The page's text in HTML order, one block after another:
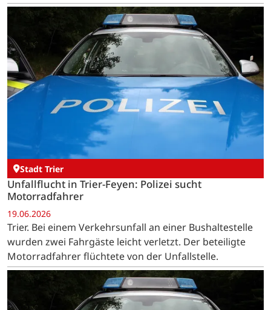
Stadt Trier
Unfallflucht in Trier-Feyen: Polizei sucht
Motorradfahrer
19.06.2026
Trier. Bei einem Verkehrsunfall an einer Bushaltestelle
wurden zwei Fahrgäste leicht verletzt. Der beteiligte
Motorradfahrer flüchtete von der Unfallstelle.